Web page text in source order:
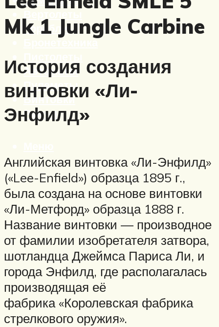
Корабли
Бронетехника
Автоматы
Пулеметы
Винтовки
Ружья
Mk 1 Jungle Carbine
История создания
винтовки «Ли-
Энфилд»
Английская винтовка «Ли-Энфилд»
(«Lee-Enfield») образца 1895 г.,
была создана на основе винтовки
«Ли-Метфорд» образца 1888 г.
Название винтовки — производное
от фамилии изобретателя затвора,
шотландца Джеймса Париса Ли, и
города Энфилд, где располагалась
производящая её
фабрика «Королевская фабрика
стрелкового оружия».